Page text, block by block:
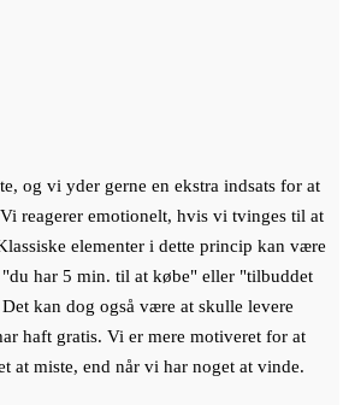
og vi yder gerne en ekstra indsats for at
reagerer emotionelt, hvis vi tvinges til at
elementer i dette princip kan være
har 5 min. til at købe" eller "tilbuddet
kan dog også være at skulle levere
haft gratis. Vi er mere motiveret for at
at miste, end når vi har noget at vinde.